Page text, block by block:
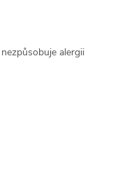
alergii